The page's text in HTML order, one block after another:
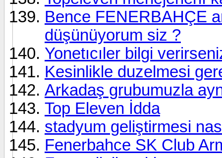
Bence FENERBAHÇE
düşünüyorum siz ?
Yonetıcıler bilgi
Kesinlikle duzelmesi
Arkadaş grubumuzla
Top Eleven İdda
stadyum geliştirmesi
Fenerbahce SK Club